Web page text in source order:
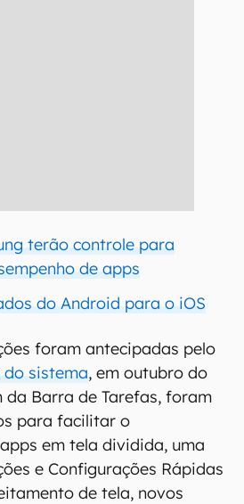
terão controle para
de apps
do Android para o iOS
foram antecipadas pelo
do sistema, em outubro do
da Barra de Tarefas, foram
para facilitar o
em tela dividida, uma
e Configurações Rápidas
de tela, novos